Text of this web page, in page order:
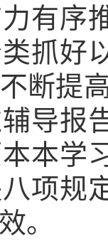
有序
抓好
断提
导报
本学
项规
。